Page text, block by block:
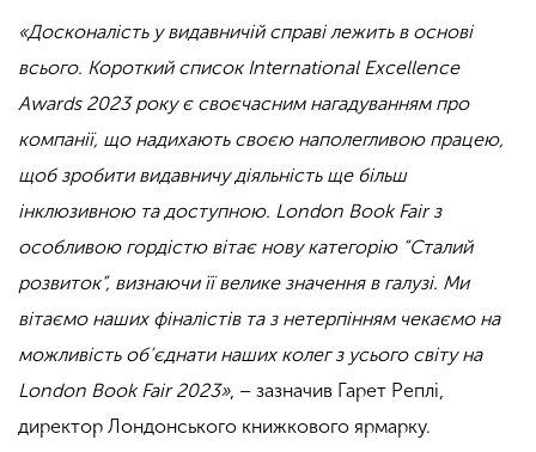
«Досконалість у видавничій справі лежить в основі
всього. Короткий список International Excellence
Awards 2023 року є своєчасним нагадуванням про
компанії, що надихають своєю наполегливою працею,
щоб зробити видавничу діяльність ще більш
інклюзивною та доступною. London Book Fair з
особливою гордістю вітає нову категорію “Сталий
розвиток”, визнаючи її велике значення в галузі. Ми
вітаємо наших фіналістів та з нетерпінням чекаємо на
можливість об’єднати наших колег з усього світу на
London Book Fair 2023», – зазначив Гарет Реплі,
директор Лондонського книжкового ярмарку.